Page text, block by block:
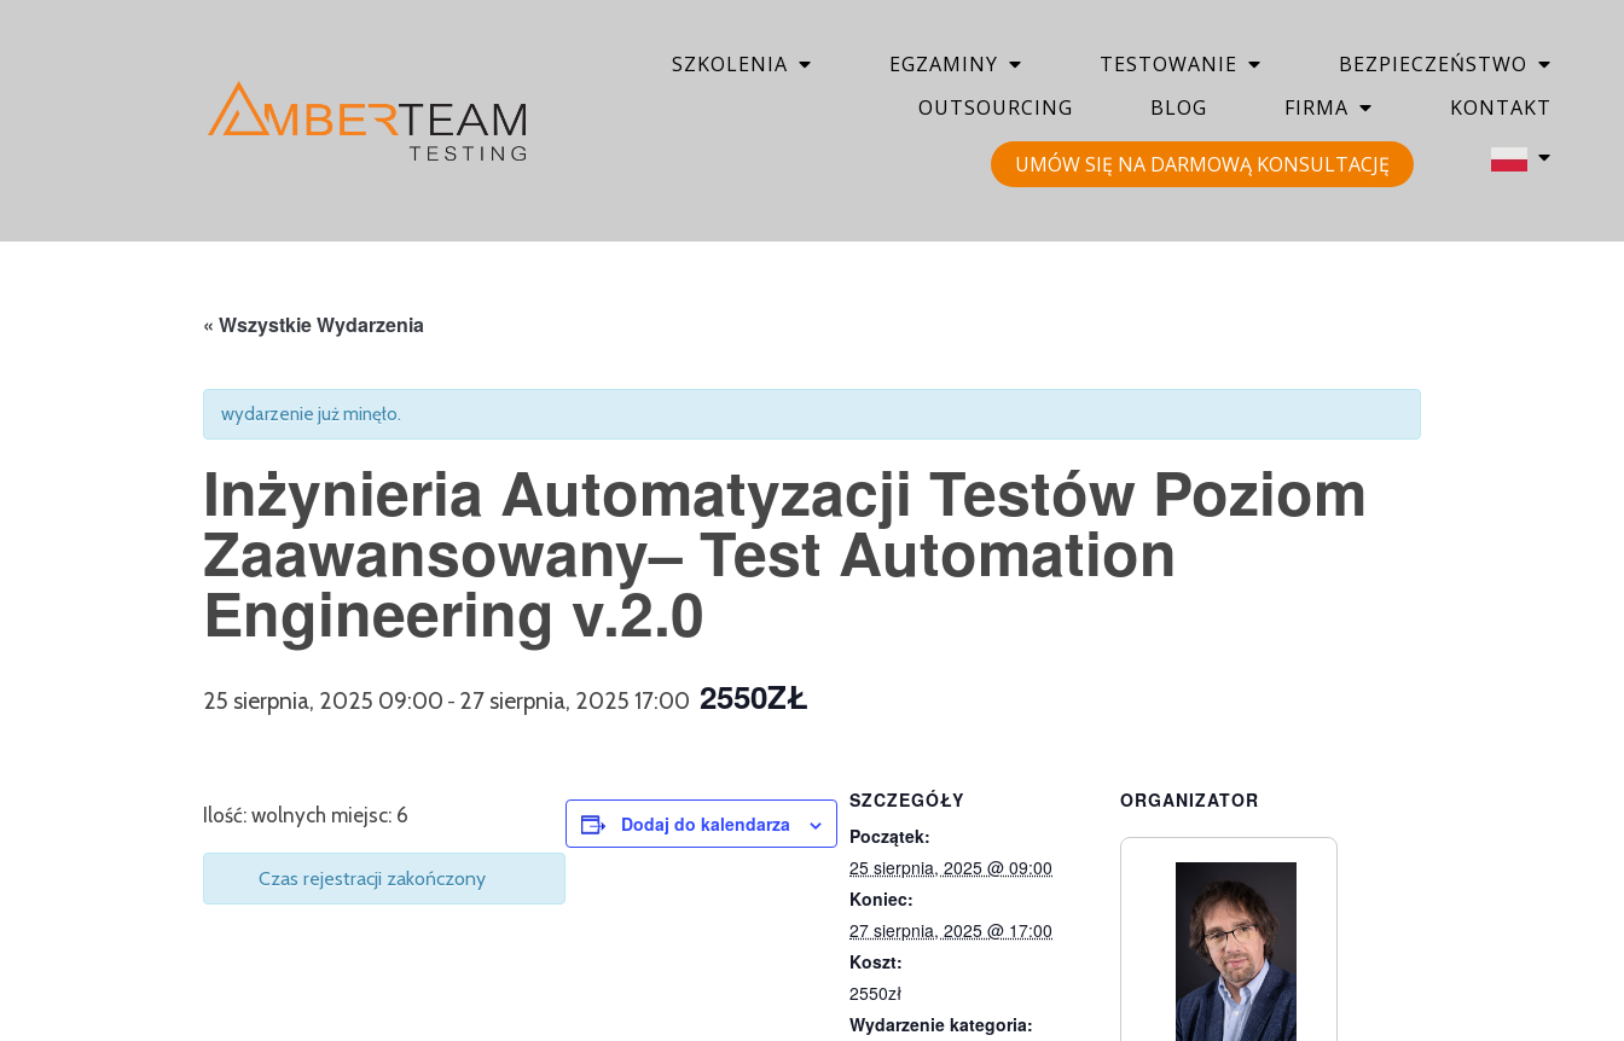
SZKOLENIA EGZAMINY TESTOWANIE
BEZPIECZEŃSTWO
OUTSOURCING
BLOG FIRMA KONTAKT
UMÓW SIĘ NA DARMOWĄ KONSULTACJĘ
« Wszystkie Wydarzenia
wydarzenie już minęło.
Inżynieria Automatyzacji Testów Poziom
Zaawansowany– Test Automation
Engineering v.2.0
25 sierpnia, 2025 09:00 - 27 sierpnia, 2025 17:00 2550ZŁ
Ilość: wolnych miejsc: 6
Czas rejestracji zakończony
Dodaj do kalendarza
SZCZEGÓŁY
Początek:
25 sierpnia, 2025 @ 09:00
Koniec:
27 sierpnia, 2025 @ 17:00
Koszt:
2550zł
Wydarzenie kategoria:
ORGANIZATOR